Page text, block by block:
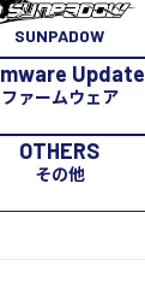
SUNPADOW
Update
ファームウェア
OTHERS
その他